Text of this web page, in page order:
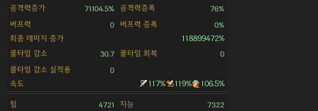
공격력증가 71104.5% 공격력증폭 76%
버프력 0 버프력 증폭 0%
최종 데미지 증가
118899472%
쿨타임 감소
30.7 쿨타임 회복 0
쿨타임 감소 실적용 0
속도 117% 119% 106.5%
힘 4721 지능 7322